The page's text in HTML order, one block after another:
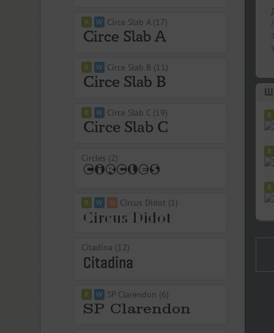
Circe Slab A (17)
Circe Slab B (11)
Circe Slab C (19)
Circles (2)
Circus Didot (1)
Citadina (12)
SP Clarendon (6)